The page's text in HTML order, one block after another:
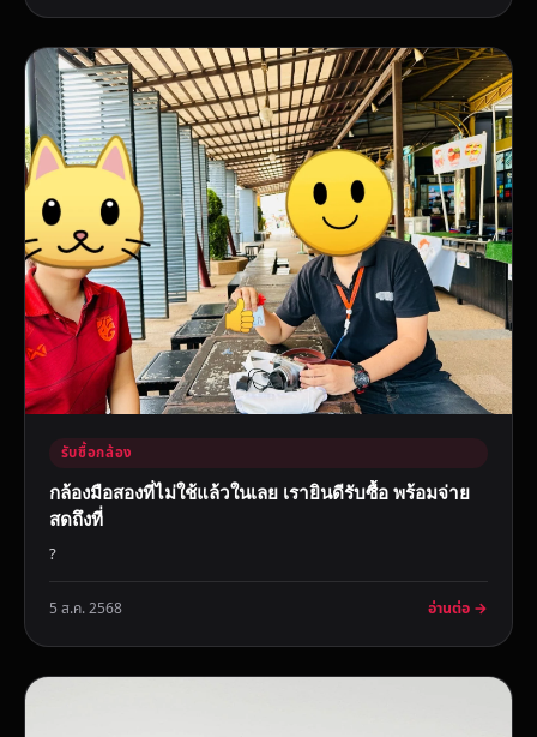
รับซื้อกล้อง
กล้องมือสองที่ไม่ใช้แล้วในเลย เรายินดีรับซื้อ พร้อมจ่าย
สดถึงที่
?
5 ส.ค. 2568 อ่านต่อ →